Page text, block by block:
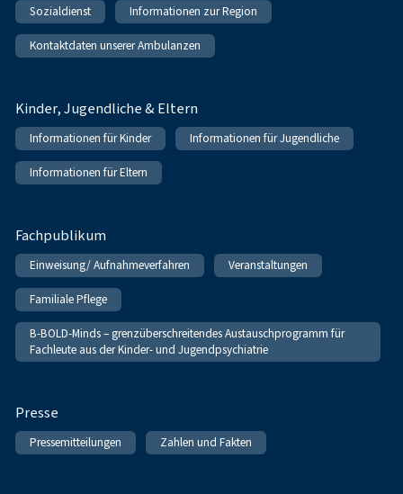
Sozialdienst Informationen zur Region
Kontaktdaten unserer Ambulanzen
Kinder, Jugendliche & Eltern
Informationen für Kinder Informationen für Jugendliche
Informationen für Eltern
Fachpublikum
Einweisung/ Aufnahmeverfahren Veranstaltungen
Familiale Pflege
B-BOLD-Minds – grenzüberschreitendes Austauschprogramm für
Fachleute aus der Kinder- und Jugendpsychiatrie
Presse
Pressemitteilungen Zahlen und Fakten